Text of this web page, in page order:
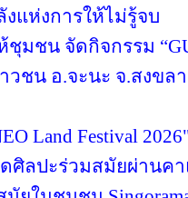
แห่งการให้ไม่รู้จบ
ชุมชน จัดกิจกรรม
วชน อ.จะนะ จ.สงข
Land Festival
ศิลปะร่วมสมัยผ่านคา